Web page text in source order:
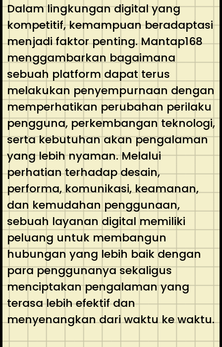
Dalam lingkungan digital yang
kompetitif, kemampuan beradaptasi
menjadi faktor penting. Mantap168
menggambarkan bagaimana
sebuah platform dapat terus
melakukan penyempurnaan dengan
memperhatikan perubahan perilaku
pengguna, perkembangan teknologi,
serta kebutuhan akan pengalaman
yang lebih nyaman. Melalui
perhatian terhadap desain,
performa, komunikasi, keamanan,
dan kemudahan penggunaan,
sebuah layanan digital memiliki
peluang untuk membangun
hubungan yang lebih baik dengan
para penggunanya sekaligus
menciptakan pengalaman yang
terasa lebih efektif dan
menyenangkan dari waktu ke waktu.